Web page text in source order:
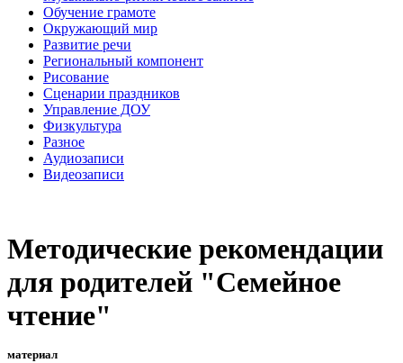
Обучение грамоте
Окружающий мир
Развитие речи
Региональный компонент
Рисование
Сценарии праздников
Управление ДОУ
Физкультура
Разное
Аудиозаписи
Видеозаписи
Методические рекомендации
для родителей "Семейное
чтение"
материал